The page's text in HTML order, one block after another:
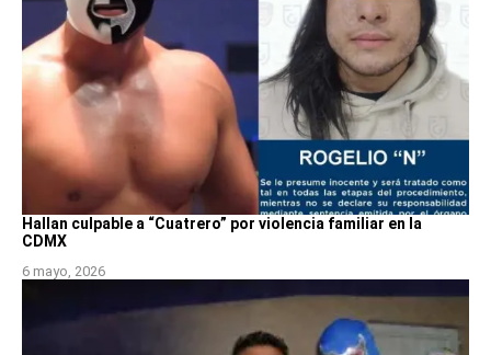
Hallan culpable a “Cuatrero” por violencia familiar en la
CDMX
6 mayo, 2026